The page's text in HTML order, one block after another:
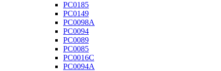
PC0185
PC0149
PC0098A
PC0094
PC0089
PC0085
PC0016C
PC0094A